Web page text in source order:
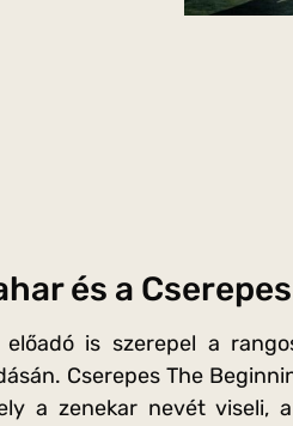
és a
is szerepel a
Cserepes The
a zenekar nevét viseli,